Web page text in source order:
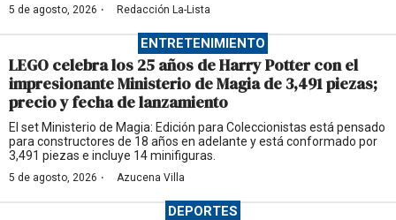
5 de agosto, 2026 · Redacción La-Lista
ENTRETENIMIENTO
LEGO celebra los 25 años de Harry Potter con el
impresionante Ministerio de Magia de 3,491 piezas;
precio y fecha de lanzamiento
El set Ministerio de Magia: Edición para Coleccionistas está pensado
para constructores de 18 años en adelante y está conformado por
3,491 piezas e incluye 14 minifiguras.
5 de agosto, 2026 · Azucena Villa
DEPORTES